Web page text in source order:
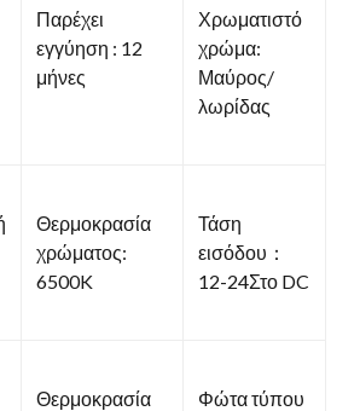
Παρέχει
εγγύηση : 12
μήνες
Χρωματιστό
χρώμα:
Μαύρος/
λωρίδας
Θερμοκρασία
χρώματος:
6500K
Τάση
εισόδου：
12-24Στο DC
Θερμοκρασία
Φώτα τύπου